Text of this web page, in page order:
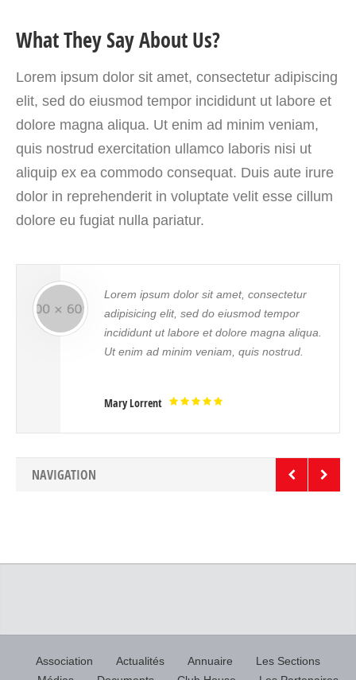
What They Say About Us?
Lorem ipsum dolor sit amet, consectetur adipiscing
elit, sed do eiusmod tempor incididunt ut labore et
dolore magna aliqua. Ut enim ad minim veniam,
quis nostrud exercitation ullamco laboris nisi ut
aliquip ex ea commodo consequat. Duis aute irure
dolor in reprehenderit in voluptate velit esse cillum
dolore eu fugiat nulla pariatur.
Lorem ipsum dolor sit amet, consectetur
adipisicing elit, sed do eiusmod tempor
incididunt ut labore et dolore magna aliqua.
Ut enim ad minim veniam, quis nostrud.
Mary Lorrent
NAVIGATION
Association Actualités Annuaire
Les Sections